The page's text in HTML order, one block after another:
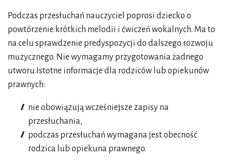
Podczas przesłuchań nauczyciel poprosi dziecko o
powtórzenie krótkich melodii i ćwiczeń wokalnych. Ma to
na celu sprawdzenie predyspozycji do dalszego rozwoju
muzycznego. Nie wymagamy przygotowania żadnego
utworu.Istotne informacje dla rodziców lub opiekunów
prawnych:
nie obowiązują wcześniejsze zapisy na
przesłuchania,
podczas przesłuchań wymagana jest obecność
rodzica lub opiekuna prawnego.